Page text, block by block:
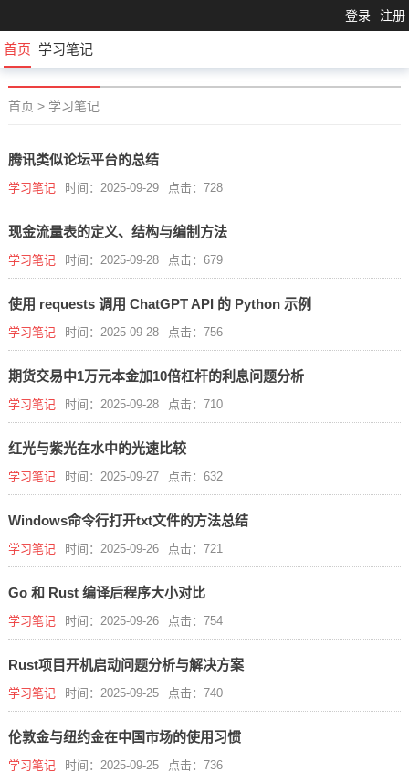
登录 注册
首页 学习笔记
首页 > 学习笔记
腾讯类似论坛平台的总结
学习笔记 时间：2025-09-29 点击：728
现金流量表的定义、结构与编制方法
学习笔记 时间：2025-09-28 点击：679
使用 requests 调用 ChatGPT API 的 Python 示例
学习笔记 时间：2025-09-28 点击：756
期货交易中1万元本金加10倍杠杆的利息问题分析
学习笔记 时间：2025-09-28 点击：710
红光与紫光在水中的光速比较
学习笔记 时间：2025-09-27 点击：632
Windows命令行打开txt文件的方法总结
学习笔记 时间：2025-09-26 点击：721
Go 和 Rust 编译后程序大小对比
学习笔记 时间：2025-09-26 点击：754
Rust项目开机启动问题分析与解决方案
学习笔记 时间：2025-09-25 点击：740
伦敦金与纽约金在中国市场的使用习惯
学习笔记 时间：2025-09-25 点击：736